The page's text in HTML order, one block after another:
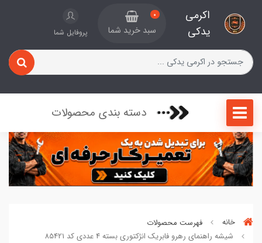
اکرمی
یدکی
0
سبد خرید شما پروفایل شما
دسته بندی محصولات
خانه
فهرست محصولات
شیشه راهنمای رهرو فابریک انژکتوری بسته 4 عددی کد 85421